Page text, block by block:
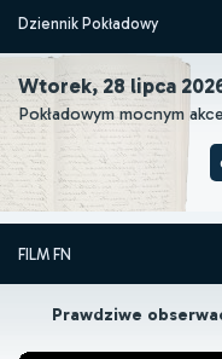
Dziennik Pokładowy
Wtorek, 28 lipca
Pokładowym mocnym
FILM FN
Prawdziwe